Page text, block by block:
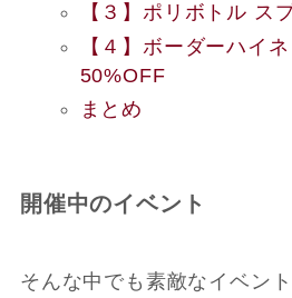
【３】ポリボトル ス
【４】ボーダーハイ
50%OFF
まとめ
開催中のイベント
そんな中でも素敵なイベン